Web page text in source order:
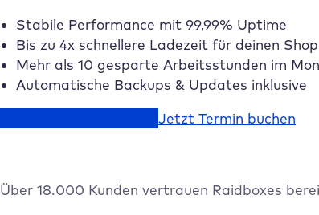
Stabile Performance mit 99,99% Uptime
Bis zu 4x schnellere Ladezeit für deinen Shop
Mehr als 10 gesparte Arbeitsstunden im
Automatische Backups & Updates inklusive
Jetzt Termin buchen
Über 18.000 Kunden vertrauen Raidboxes